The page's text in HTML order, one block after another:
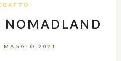
NOMADLAND
MAGGIO 2021